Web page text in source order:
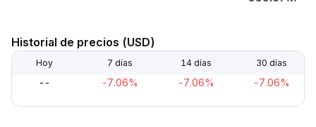
Historial de precios (USD)
Hoy 7 días 14 días 30 días
-- -7.06% -7.06% -7.06%